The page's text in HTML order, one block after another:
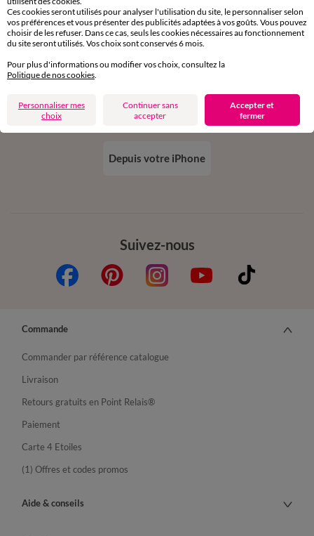
Suivez-nous
Téléchargez l’application
Depuis votre iPhone
Commande
Commander par référence catalogue
Livraison
Retours gratuits en Point Relais®
Paiement
Carte 4 Etoiles
(1) Offres et codes promos
Aide & conseils
Ces cookies seront utilisés pour analyser l'utilisation du site, le personnaliser selon
vos préférences et vous présenter des publicités adaptées à vos goûts. Vous pouvez
choisir de les refuser. Dans ce cas, seuls les cookies nécessaires au fonctionnement
du site seront utilisés. Vos choix sont conservés 6 mois.
Pour plus d'informations ou modifier vos choix, consultez la
Politique de nos cookies.
Personnaliser mes
choix
Continuer sans
accepter
Accepter et
fermer